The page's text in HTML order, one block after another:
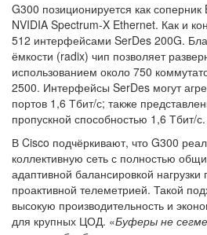
G300 позиционируется как
NVIDIA Spectrum-X Ethernet. Как и
512 интерфейсами SerDes 200G.
ёмкости (radix) чип позволяет
использованием около 750
2500. Интерфейсы SerDes могут
портов 1,6 Тбит/с; также
пропускной способностью 1,6 Тбит/с.
В Cisco подчёркивают, что G300
коллективную сеть с полностью
адаптивной балансировкой
проактивной телеметрией. Такой
высокую производительность и
для крупных ЦОД. «Буферы не